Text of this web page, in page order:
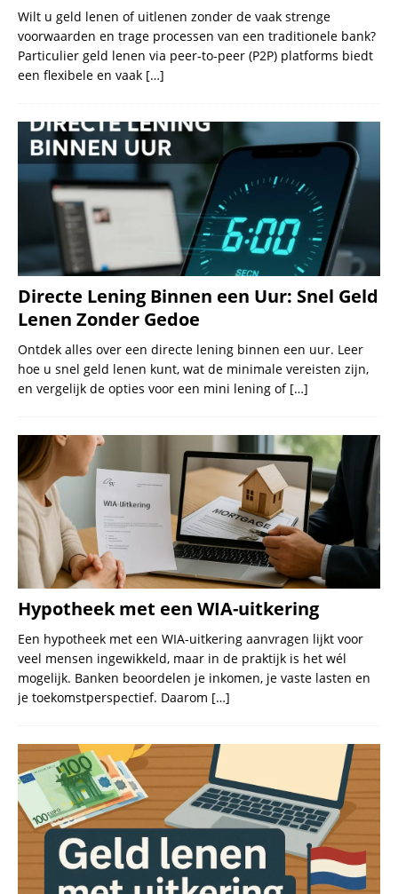
Wilt u geld lenen of uitlenen zonder de vaak strenge
voorwaarden en trage processen van een traditionele bank?
Particulier geld lenen via peer-to-peer (P2P) platforms biedt
een flexibele en vaak […]
Directe Lening Binnen een Uur: Snel Geld
Lenen Zonder Gedoe
Ontdek alles over een directe lening binnen een uur. Leer
hoe u snel geld lenen kunt, wat de minimale vereisten zijn,
en vergelijk de opties voor een mini lening of […]
Hypotheek met een WIA-uitkering
Een hypotheek met een WIA-uitkering aanvragen lijkt voor
veel mensen ingewikkeld, maar in de praktijk is het wél
mogelijk. Banken beoordelen je inkomen, je vaste lasten en
je toekomstperspectief. Daarom […]